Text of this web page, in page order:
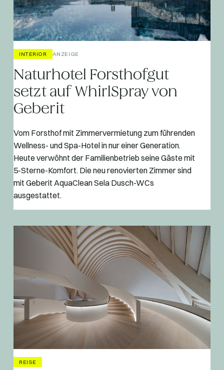
INTERIOR ANZEIGE
Naturhotel Forsthofgut
setzt auf WhirlSpray von
Geberit
Vom Forsthof mit Zimmervermietung zum führenden
Wellness- und Spa-Hotel in nur einer Generation.
Heute verwöhnt der Familienbetrieb seine Gäste mit
5-Sterne-Komfort. Die neu renovierten Zimmer sind
mit Geberit AquaClean Sela Dusch-WCs
ausgestattet.
REISE